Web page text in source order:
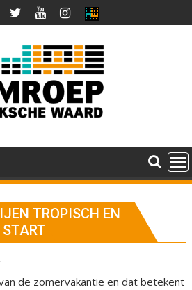
TROPISCH EN
de zomervakantie en dat betekent